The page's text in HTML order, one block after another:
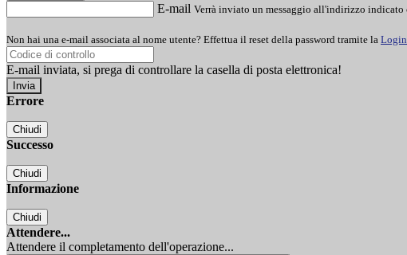
E-mail Verrà inviato un messaggio all'indirizzo indicato
Non hai una e-mail associata al nome utente? Effettua il reset della password tramite la
E-mail inviata, si prega di controllare la casella di posta elettronica!
Errore
Chiudi
Successo
Chiudi
Informazione
Chiudi
Attendere...
Attendere il completamento dell'operazione...